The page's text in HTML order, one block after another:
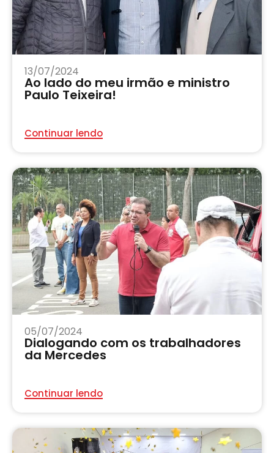
13/07/2024
Ao lado do meu irmão e ministro
Paulo Teixeira!
Continuar lendo
05/07/2024
Dialogando com os trabalhadores
da Mercedes
Continuar lendo